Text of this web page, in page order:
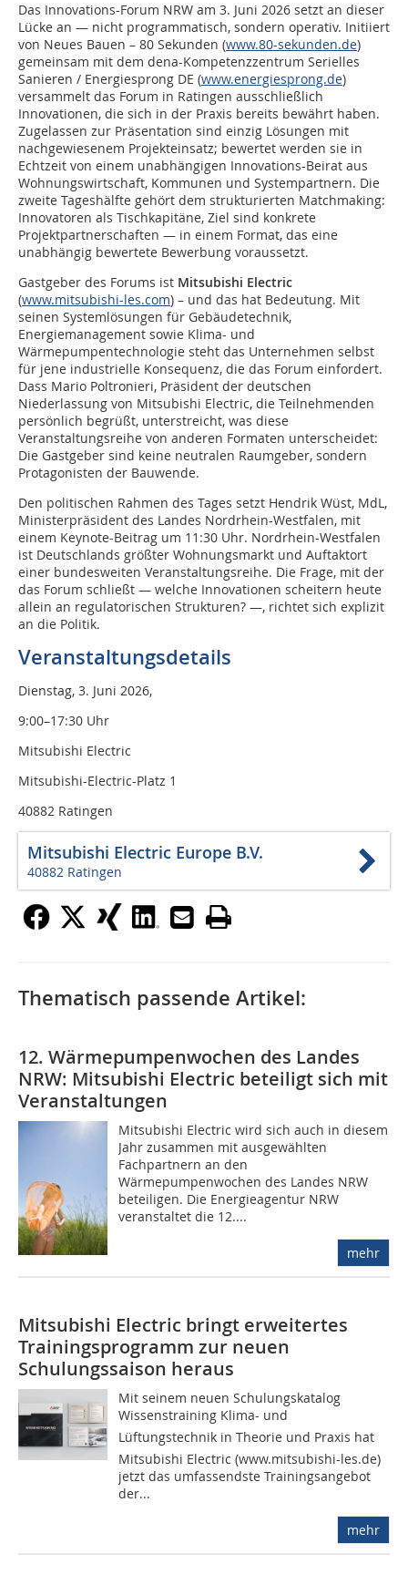
Das Innovations-Forum NRW am 3. Juni 2026 setzt an dieser
Lücke an — nicht programmatisch, sondern operativ. Initiiert
von Neues Bauen – 80 Sekunden (www.80-sekunden.de)
gemeinsam mit dem dena-Kompetenzzentrum Serielles
Sanieren / Energiesprong DE (www.energiesprong.de)
versammelt das Forum in Ratingen ausschließlich
Innovationen, die sich in der Praxis bereits bewährt haben.
Zugelassen zur Präsentation sind einzig Lösungen mit
nachgewiesenem Projekteinsatz; bewertet werden sie in
Echtzeit von einem unabhängigen Innovations-Beirat aus
Wohnungswirtschaft, Kommunen und Systempartnern. Die
zweite Tageshälfte gehört dem strukturierten Matchmaking:
Innovatoren als Tischkapitäne, Ziel sind konkrete
Projektpartnerschaften — in einem Format, das eine
unabhängig bewertete Bewerbung voraussetzt.
Gastgeber des Forums ist Mitsubishi Electric
(www.mitsubishi-les.com) – und das hat Bedeutung. Mit
seinen Systemlösungen für Gebäudetechnik,
Energiemanagement sowie Klima- und
Wärmepumpentechnologie steht das Unternehmen selbst
für jene industrielle Konsequenz, die das Forum einfordert.
Dass Mario Poltronieri, Präsident der deutschen
Niederlassung von Mitsubishi Electric, die Teilnehmenden
persönlich begrüßt, unterstreicht, was diese
Veranstaltungsreihe von anderen Formaten unterscheidet:
Die Gastgeber sind keine neutralen Raumgeber, sondern
Protagonisten der Bauwende.
Den politischen Rahmen des Tages setzt Hendrik Wüst, MdL,
Ministerpräsident des Landes Nordrhein-Westfalen, mit
einem Keynote-Beitrag um 11:30 Uhr. Nordrhein-Westfalen
ist Deutschlands größter Wohnungsmarkt und Auftaktort
einer bundesweiten Veranstaltungsreihe. Die Frage, mit der
das Forum schließt — welche Innovationen scheitern heute
allein an regulatorischen Strukturen? —, richtet sich explizit
an die Politik.
Veranstaltungsdetails
Dienstag, 3. Juni 2026,
9:00–17:30 Uhr
Mitsubishi Electric
Mitsubishi-Electric-Platz 1
40882 Ratingen
Mitsubishi Electric Europe B.V.
40882 Ratingen
Thematisch passende Artikel:
12. Wärmepumpenwochen des Landes
NRW: Mitsubishi Electric beteiligt sich mit
Veranstaltungen
Mitsubishi Electric wird sich auch in diesem
Jahr zusammen mit ausgewählten
Fachpartnern an den
Wärmepumpenwochen des Landes NRW
beteiligen. Die Energieagentur NRW
veranstaltet die 12....
mehr
Mitsubishi Electric bringt erweitertes
Trainingsprogramm zur neuen
Schulungssaison heraus
Mit seinem neuen Schulungskatalog
Wissenstraining Klima- und
Lüftungstechnik in Theorie und Praxis hat
Mitsubishi Electric (www.mitsubishi-les.de)
jetzt das umfassendste Trainingsangebot
der...
mehr